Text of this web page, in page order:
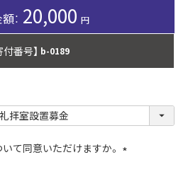
20,000
付番号】 b-0189
て同意いただけますか。